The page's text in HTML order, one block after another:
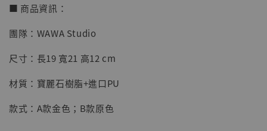
【店內現貨】七龍珠 系列蒐藏雕像 悟空 鳥山
明紀念款 [奇蹟工作室]
NT$ 5,580
■ 商品資訊：
團隊：WAWA Studio
尺寸：長19 寬21 高12 cm
材質：寶麗石樹脂+進口PU
款式：A款金色；B款原色